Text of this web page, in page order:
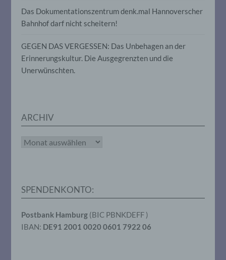
Das Dokumentationszentrum denk.mal Hannoverscher
Bahnhof darf nicht scheitern!
GEGEN DAS VERGESSEN: Das Unbehagen an der
Erinnerungskultur. Die Ausgegrenzten und die
Unerwünschten.
ARCHIV
Archiv
SPENDENKONTO:
Postbank Hamburg (BIC PBNKDEFF )
IBAN: DE91 2001 0020 0601 7922 06
identifizierten oder identifizierbaren
natürlichen Person zugewiesen werden.
g) Verantwortlicher oder für die
Verarbeitung Verantwortlicher
oder andere Stelle, die allein oder
gemeinsam mit anderen über die Zwecke
personenbezogenen Daten entscheidet.
beziehungsweise können die bestimmten
Kriterien seiner Benennung nach dem
Mitgliedstaaten vorgesehen werden.